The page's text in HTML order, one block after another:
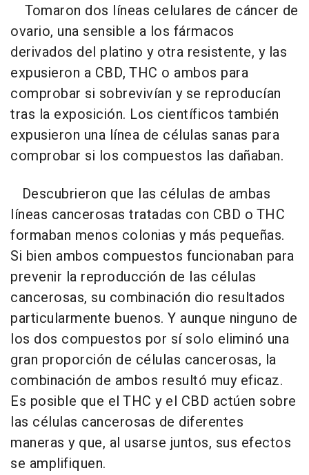
Tomaron dos líneas celulares de cáncer de
ovario, una sensible a los fármacos
derivados del platino y otra resistente, y las
expusieron a CBD, THC o ambos para
comprobar si sobrevivían y se reproducían
tras la exposición. Los científicos también
expusieron una línea de células sanas para
comprobar si los compuestos las dañaban.
Descubrieron que las células de ambas
líneas cancerosas tratadas con CBD o THC
formaban menos colonias y más pequeñas.
Si bien ambos compuestos funcionaban para
prevenir la reproducción de las células
cancerosas, su combinación dio resultados
particularmente buenos. Y aunque ninguno de
los dos compuestos por sí solo eliminó una
gran proporción de células cancerosas, la
combinación de ambos resultó muy eficaz.
Es posible que el THC y el CBD actúen sobre
las células cancerosas de diferentes
maneras y que, al usarse juntos, sus efectos
se amplifiquen.